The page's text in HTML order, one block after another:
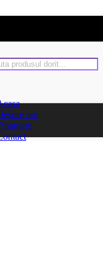
noi